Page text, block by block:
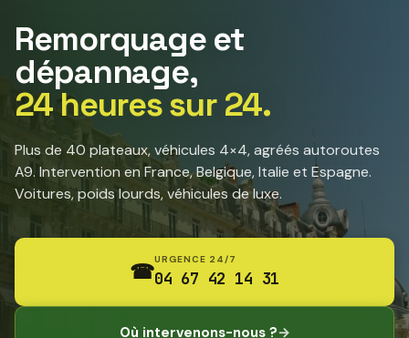
Remorquage et
dépannage,
24 heures sur 24.
Plus de 40 plateaux, véhicules 4×4, agréés autoroutes
A9. Intervention en France, Belgique, Italie et Espagne.
Voitures, poids lourds, véhicules de luxe.
☎URGENCE 24/7
04 67 42 14 31
Où intervenons-nous ?→